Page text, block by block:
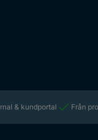
& kundportal Från